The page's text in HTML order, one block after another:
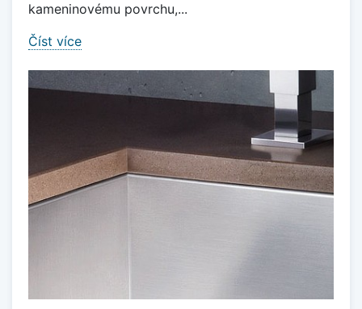
kameninovému povrchu,...
Číst více